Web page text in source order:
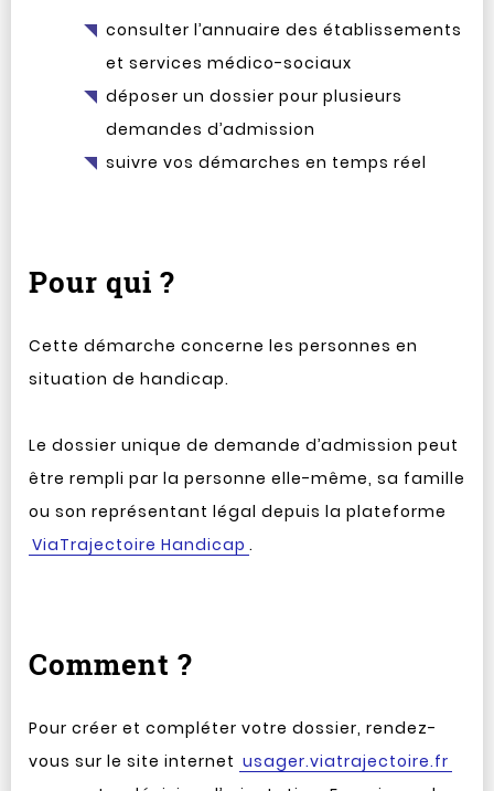
consulter l’annuaire des établissements
et services médico-sociaux
déposer un dossier pour plusieurs
demandes d’admission
suivre vos démarches en temps réel
Pour qui ?
Cette démarche concerne les personnes en
situation de handicap.
Le dossier unique de demande d’admission peut
être rempli par la personne elle-même, sa famille
ou son représentant légal depuis la plateforme
ViaTrajectoire Handicap .
Comment ?
Pour créer et compléter votre dossier, rendez-
vous sur le site internet usager.viatrajectoire.fr